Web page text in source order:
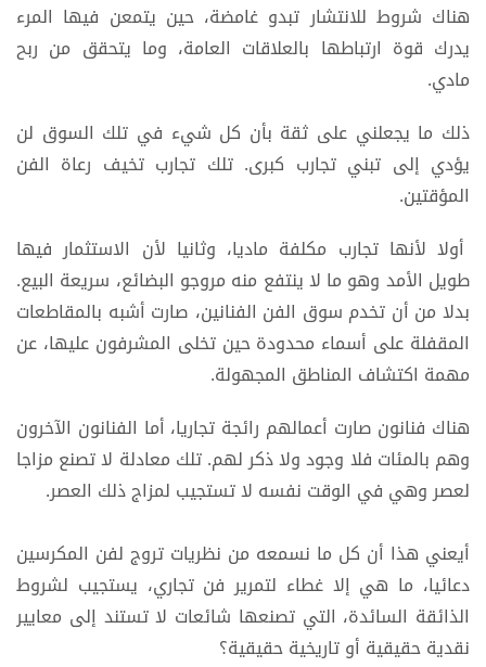
هناك شروط للانتشار تبدو غامضة، حين يتمعن فيها المرء
يدرك قوة ارتباطها بالعلاقات العامة، وما يتحقق من ربح
مادي.
ذلك ما يجعلني على ثقة بأن كل شيء في تلك السوق لن
يؤدي إلى تبني تجارب كبرى. تلك تجارب تخيف رعاة الفن
المؤقتين.
أولا لأنها تجارب مكلفة ماديا، وثانيا لأن الاستثمار فيها
طويل الأمد وهو ما لا ينتفع منه مروجو البضائع، سريعة البيع.
بدلا من أن تخدم سوق الفن الفنانين، صارت أشبه بالمقاطعات
المقفلة على أسماء محدودة حين تخلى المشرفون عليها، عن
مهمة اكتشاف المناطق المجهولة.
هناك فنانون صارت أعمالهم رائجة تجاريا، أما الفنانون الآخرون
وهم بالمئات فلا وجود ولا ذكر لهم. تلك معادلة لا تصنع مزاجا
لعصر وهي في الوقت نفسه لا تستجيب لمزاج ذلك العصر.
أيعني هذا أن كل ما نسمعه من نظريات تروج لفن المكرسين
دعائيا، ما هي إلا غطاء لتمرير فن تجاري، يستجيب لشروط
الذائقة السائدة، التي تصنعها شائعات لا تستند إلى معايير
نقدية حقيقية أو تاريخية حقيقية؟